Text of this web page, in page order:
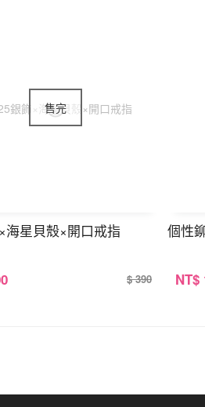
海星貝殼×開口戒指
$ 390
個性
NT$